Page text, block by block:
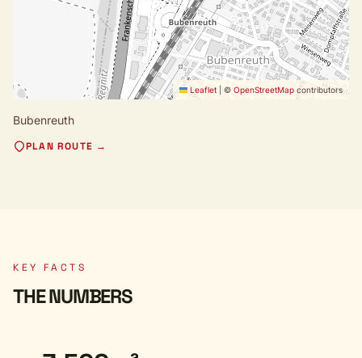
Leaflet © OpenStreetMap contributors
Bubenreuth
PLAN ROUTE →
KEY FACTS
THE NUMBERS